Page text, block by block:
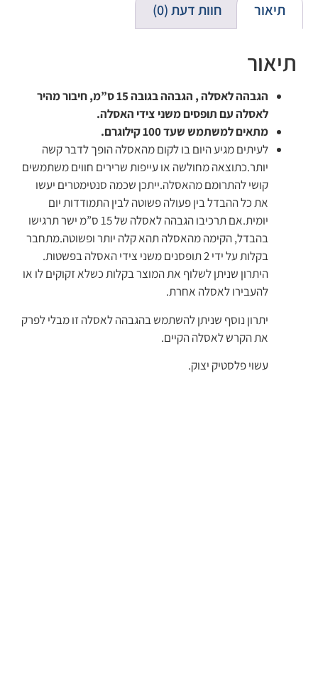
תיאור חוות דעת (0)
תיאור
הגבהה לאסלה , הגבהה בגובה 15 ס”מ, חיבור מהיר
לאסלה עם תופסים משני צידי האסלה.
מתאים למשתמש שעד 100 קילוגרם.
לעיתים מגיע היום בו לקום מהאסלה הופך לדבר קשה
יותר.כתוצאה מחולשה או עייפות שרירים חווים משתמשים
קושי להתרומם מהאסלה.ייתכן שכמה סנטימטרים יעשו
את כל ההבדל בין פעולה פשוטה לבין התמודדות יום
יומית.אם תרכיבו הגבהה לאסלה של 15 ס”מ ישר תרגישו
בהבדל, הקימה מהאסלה תהא קלה יותר ופשוטה.מתחבר
בקלות על ידי 2 תופסנים משני צידי האסלה בפשטות.
היתרון שניתן לשלוף את המוצר בקלות כשלא זקוקים לו או
להעבירו לאסלה אחרת.
יתרון נוסף שניתן להשתמש בהגבהה לאסלה זו מבלי לפרק
את הקרש לאסלה הקיים.
עשוי פלסטיק יצוק.